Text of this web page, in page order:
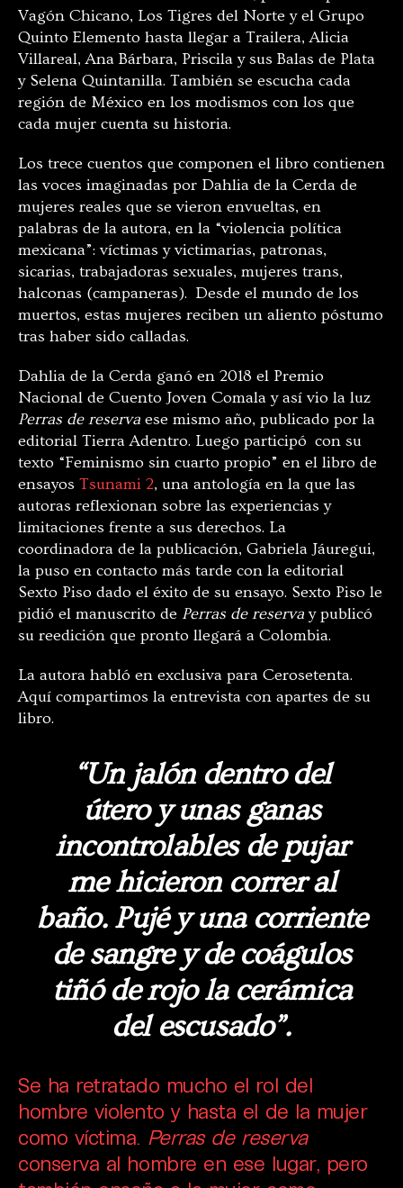
Vagón Chicano, Los Tigres del Norte y el Grupo
Quinto Elemento hasta llegar a Trailera, Alicia
Villareal, Ana Bárbara, Priscila y sus Balas de Plata
y Selena Quintanilla. También se escucha cada
región de México en los modismos con los que
cada mujer cuenta su historia.
Los trece cuentos que componen el libro contienen
las voces imaginadas por Dahlia de la Cerda de
mujeres reales que se vieron envueltas, en
palabras de la autora, en la “violencia política
mexicana”: víctimas y victimarias, patronas,
sicarias, trabajadoras sexuales, mujeres trans,
halconas (campaneras). Desde el mundo de los
muertos, estas mujeres reciben un aliento póstumo
tras haber sido calladas.
Dahlia de la Cerda ganó en 2018 el Premio
Nacional de Cuento Joven Comala y así vio la luz
Perras de reserva ese mismo año, publicado por la
editorial Tierra Adentro. Luego participó con su
texto “Feminismo sin cuarto propio” en el libro de
ensayos Tsunami 2, una antología en la que las
autoras reflexionan sobre las experiencias y
limitaciones frente a sus derechos. La
coordinadora de la publicación, Gabriela Jáuregui,
la puso en contacto más tarde con la editorial
Sexto Piso dado el éxito de su ensayo. Sexto Piso le
pidió el manuscrito de Perras de reservay publicó
su reedición que pronto llegará a Colombia.
La autora habló en exclusiva para Cerosetenta.
Aquí compartimos la entrevista con apartes de su
libro.
“Un jalón dentro del
útero y unas ganas
incontrolables de pujar
me hicieron correr al
baño. Pujé y una corriente
de sangre y de coágulos
tiñó de rojo la cerámica
del escusado”.
Se ha retratado mucho el rol del
hombre violento y hasta el de la mujer
como víctima. Perras de reserva
conserva al hombre en ese lugar, pero